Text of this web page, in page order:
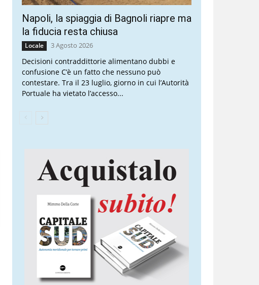
Napoli, la spiaggia di Bagnoli riapre ma
la fiducia resta chiusa
Locale 3 Agosto 2026
Decisioni contraddittorie alimentano dubbi e
confusione C’è un fatto che nessuno può
contestare. Tra il 23 luglio, giorno in cui l’Autorità
Portuale ha vietato l’accesso...